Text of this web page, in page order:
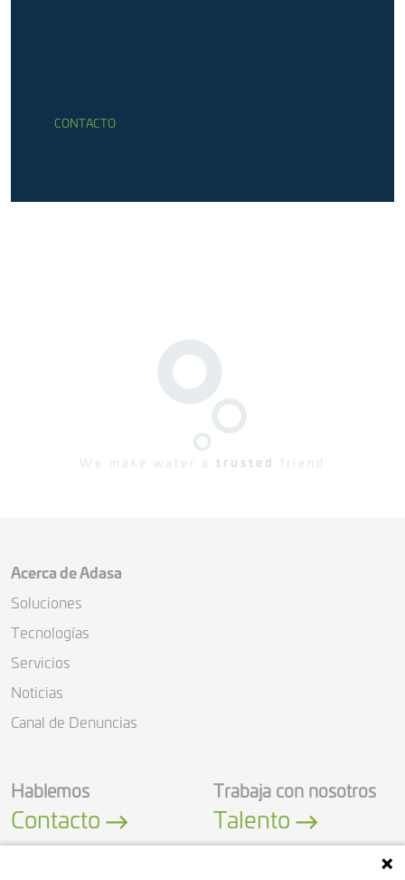
CONTACTO
We make water a trusted friend
Acerca de Adasa
Soluciones
Tecnologías
Servicios
Noticias
Canal de Denuncias
Hablemos
Contacto
Trabaja con nosotros
Talento